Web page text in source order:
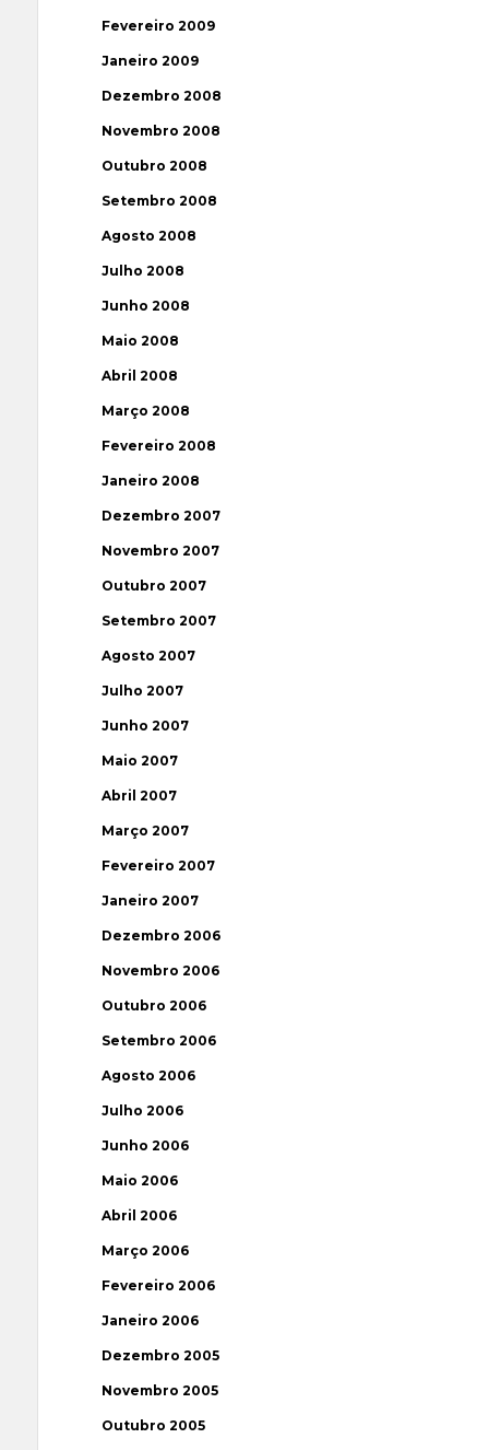
Fevereiro 2009
Janeiro 2009
Dezembro 2008
Novembro 2008
Outubro 2008
Setembro 2008
Agosto 2008
Julho 2008
Junho 2008
Maio 2008
Abril 2008
Março 2008
Fevereiro 2008
Janeiro 2008
Dezembro 2007
Novembro 2007
Outubro 2007
Setembro 2007
Agosto 2007
Julho 2007
Junho 2007
Maio 2007
Abril 2007
Março 2007
Fevereiro 2007
Janeiro 2007
Dezembro 2006
Novembro 2006
Outubro 2006
Setembro 2006
Agosto 2006
Julho 2006
Junho 2006
Maio 2006
Abril 2006
Março 2006
Fevereiro 2006
Janeiro 2006
Dezembro 2005
Novembro 2005
Outubro 2005